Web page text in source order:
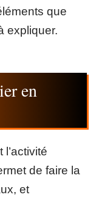
que
expliquer.
en
l’activité
de faire la
et